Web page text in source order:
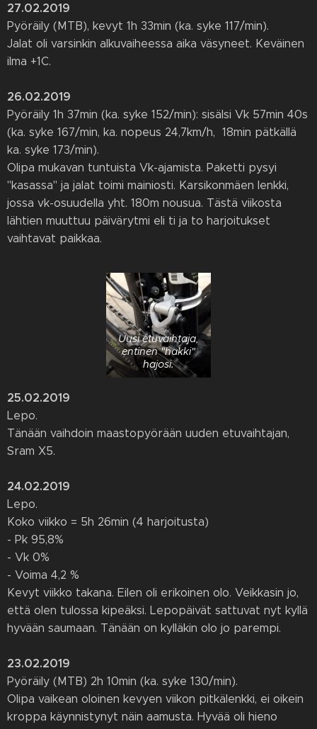
27.02.2019
Pyöräily (MTB), kevyt 1h 33min (ka. syke 117/min).
Jalat oli varsinkin alkuvaiheessa aika väsyneet. Keväinen
ilma +1C.
26.02.2019
Pyöräily 1h 37min (ka. syke 152/min): sisälsi Vk 57min 40s
(ka. syke 167/min, ka. nopeus 24,7km/h, 18min pätkällä
ka. syke 173/min).
Olipa mukavan tuntuista Vk-ajamista. Paketti pysyi
"kasassa" ja jalat toimi mainiosti. Karsikonmäen lenkki,
jossa vk-osuudella yht. 180m nousua. Tästä viikosta
lähtien muuttuu päivärytmi eli ti ja to harjoitukset
vaihtavat paikkaa.
Uusi etuvaihtaja,
entinen "häkki"
hajosi.
25.02.2019
Lepo.
Tänään vaihdoin maastopyörään uuden etuvaihtajan,
Sram X5.
24.02.2019
Lepo.
Koko viikko = 5h 26min (4 harjoitusta)
- Pk 95,8%
- Vk 0%
- Voima 4,2 %
Kevyt viikko takana. Eilen oli erikoinen olo. Veikkasin jo,
että olen tulossa kipeäksi. Lepopäivät sattuvat nyt kyllä
hyvään saumaan. Tänään on kylläkin olo jo parempi.
23.02.2019
Pyöräily (MTB) 2h 10min (ka. syke 130/min).
Olipa vaikean oloinen kevyen viikon pitkälenkki, ei oikein
kroppa käynnistynyt näin aamusta. Hyvää oli hieno